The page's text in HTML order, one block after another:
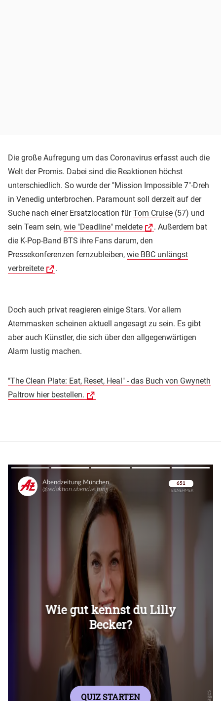
Die große Aufregung um das Coronavirus erfasst auch die
Welt der Promis. Dabei sind die Reaktionen höchst
unterschiedlich. So wurde der "Mission Impossible 7"-Dreh
in Venedig unterbrochen. Paramount soll derzeit auf der
Suche nach einer Ersatzlocation fürTom Cruise (57) und
sein Team sein, wie "Deadline" meldete
. Außerdem bat
die K-Pop-Band BTS ihre Fans darum, den
Pressekonferenzen fernzubleiben, wie BBC unlängst
verbreitete
.
Doch auch privat reagieren einige Stars. Vor allem
Atemmasken scheinen aktuell angesagt zu sein. Es gibt
aber auch Künstler, die sich über den allgegenwärtigen
Alarm lustig machen.
"The Clean Plate: Eat, Reset, Heal" - das Buch von Gwyneth
Paltrow hier bestellen.
Überspringen
Überspringen